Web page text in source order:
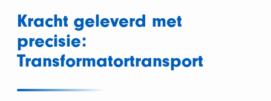
Kracht geleverd met
precisie:
Transformatortransport